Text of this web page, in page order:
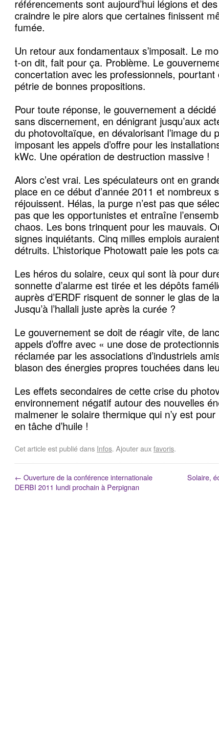
référencements sont aujourd’hui légions et
craindre le pire alors que certaines finissent
fumée.
Un retour aux fondamentaux s’imposait. Le
t-on dit, fait pour ça. Problème. Le
concertation avec les professionnels,
pétrie de bonnes propositions.
Pour toute réponse, le gouvernement a
sans discernement, en dénigrant jusqu’aux
du photovoltaïque, en dévalorisant l’image du
imposant les appels d’offre pour les
kWc. Une opération de destruction massive !
Alors c’est vrai. Les spéculateurs ont en
place en ce début d’année 2011 et nombreux
réjouissent. Hélas, la purge n’est pas que
pas que les opportunistes et entraîne
chaos. Les bons trinquent pour les mauvais.
signes inquiétants. Cinq milles emplois
détruits. L’historique Photowatt paie les pots
Les héros du solaire, ceux qui sont là pour
sonnette d’alarme est tirée et les dépôts
auprès d’ERDF risquent de sonner le glas de
Jusqu’à l’hallali juste après la curée ?
Le gouvernement se doit de réagir vite, de
appels d’offre avec « une dose de
réclamée par les associations d’industriels
blason des énergies propres touchées dans
Les effets secondaires de cette crise du
environnement négatif autour des nouvelles
malmener le solaire thermique qui n’y est
en tâche d’huile !
Cet article est publié dans Infos. Ajouter auxfavoris.
← Ouverture de la conférence internationale
DERBI 2011 lundi prochain à Perpignan
Solaire,